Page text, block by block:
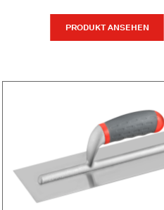
PRODUKT ANSEHEN